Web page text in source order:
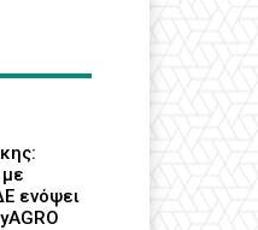
ενόψει